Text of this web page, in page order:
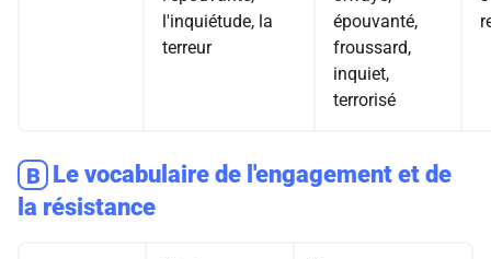
l'inquiétude, la
terreur
épouvanté,
froussard,
inquiet,
terrorisé
B Le vocabulaire de l'engagement et de
la résistance